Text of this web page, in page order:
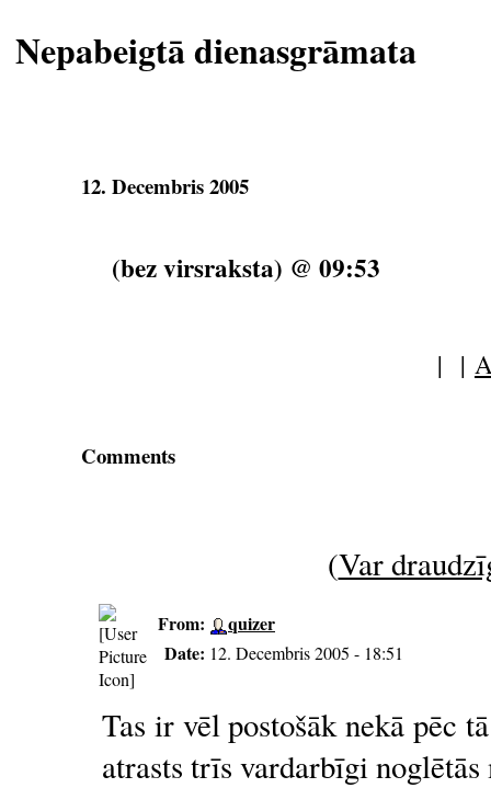
Nepabeigtā dienasgrāmata
12. Decembris 2005
(bez virsraksta) @ 09:53
| |
Comments
(Var
From:
quizer
Date: 12. Decembris 2005 - 18:51
Tas ir vēl postošāk nekā pēc
atrasts trīs vardarbīgi noglētās